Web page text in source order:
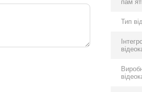
пам`яті
Тип